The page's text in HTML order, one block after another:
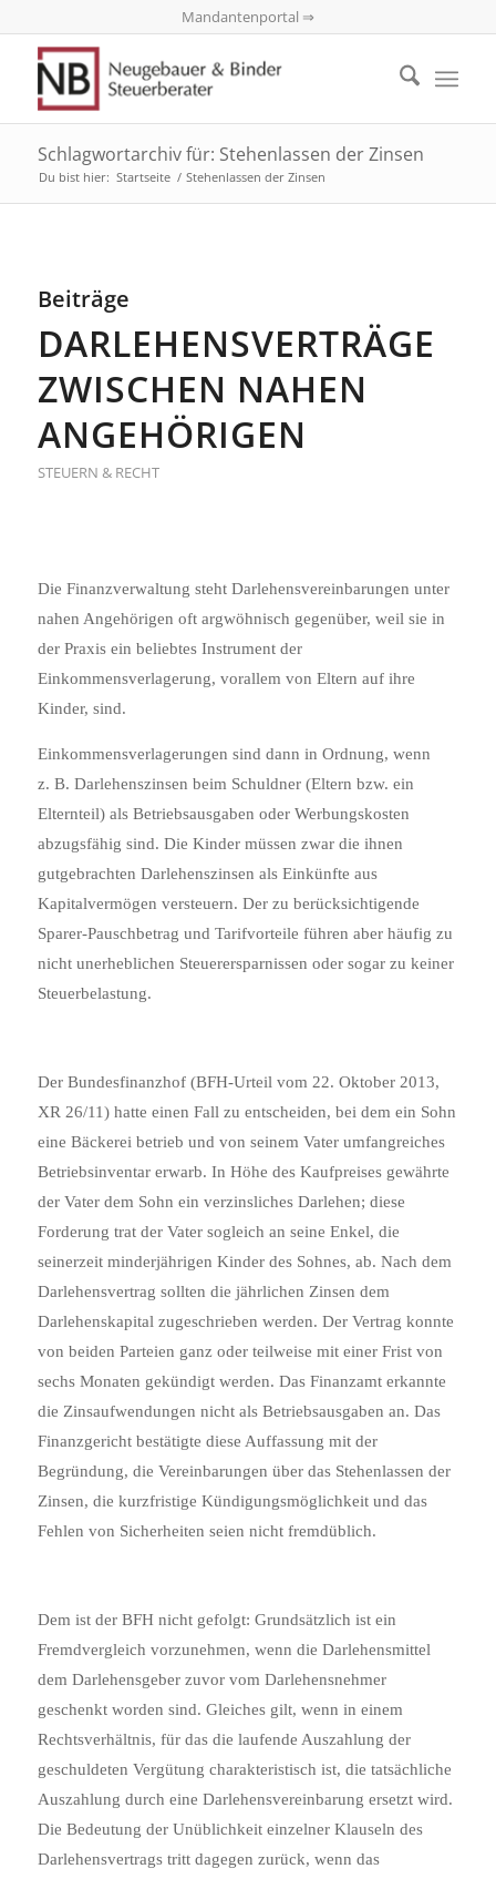
Mandantenportal ⇒
Schlagwortarchiv für: Stehenlassen der Zinsen
Du bist hier: Startseite / Stehenlassen der Zinsen
Beiträge
DARLEHENSVERTRÄGE
ZWISCHEN NAHEN
ANGEHÖRIGEN
STEUERN & RECHT
Die Finanzverwaltung steht Darlehensvereinbarungen unter
nahen Angehörigen oft argwöhnisch gegenüber, weil sie in
der Praxis ein beliebtes Instrument der
Einkommensverlagerung, vorallem von Eltern auf ihre
Kinder, sind.
Einkommensverlagerungen sind dann in Ordnung, wenn
z. B. Darlehenszinsen beim Schuldner (Eltern bzw. ein
Elternteil) als Betriebsausgaben oder Werbungskosten
abzugsfähig sind. Die Kinder müssen zwar die ihnen
gutgebrachten Darlehenszinsen als Einkünfte aus
Kapitalvermögen versteuern. Der zu berücksichtigende
Sparer-Pauschbetrag und Tarifvorteile führen aber häufig zu
nicht unerheblichen Steuerersparnissen oder sogar zu keiner
Steuerbelastung.
Der Bundesfinanzhof (BFH-Urteil vom 22. Oktober 2013,
XR 26/11)hatte einen Fall zu entscheiden, bei dem ein Sohn
eine Bäckerei betrieb und von seinem Vater umfangreiches
Betriebsinventar erwarb. In Höhe des Kaufpreises gewährte
der Vater dem Sohn ein verzinsliches Darlehen; diese
Forderung trat der Vater sogleich an seine Enkel, die
seinerzeit minderjährigen Kinder des Sohnes, ab. Nach dem
Darlehensvertrag sollten die jährlichen Zinsen dem
Darlehenskapital zugeschrieben werden. Der Vertrag konnte
von beiden Parteien ganz oder teilweise mit einer Frist von
sechs Monaten gekündigt werden. Das Finanzamt erkannte
die Zinsaufwendungen nicht als Betriebsausgaben an. Das
Finanzgericht bestätigte diese Auffassung mit der
Begründung, die Vereinbarungen über das Stehenlassen der
Zinsen, die kurzfristige Kündigungsmöglichkeit und das
Fehlen von Sicherheiten seien nicht fremdüblich.
Dem ist der BFH nicht gefolgt: Grundsätzlich ist ein
Fremdvergleich vorzunehmen, wenn die Darlehensmittel
dem Darlehensgeber zuvor vom Darlehensnehmer
geschenkt worden sind. Gleiches gilt, wenn in einem
Rechtsverhältnis, für das die laufende Auszahlung der
geschuldeten Vergütung charakteristisch ist, die tatsächliche
Auszahlung durch eine Darlehensvereinbarung ersetzt wird.
Die Bedeutung der Unüblichkeit einzelner Klauseln des
Darlehensvertrags tritt dagegen zurück, wenn das